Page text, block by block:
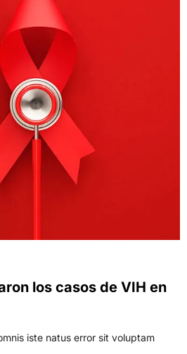
los casos de VIH en
iste natus error sit voluptam